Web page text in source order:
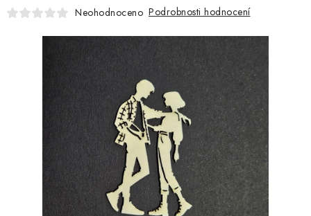
OBLÍBENÉ ♥️
FOTORECENZE
MOJE OBJEDNÁVKA
ZNAČKY
Kontakty Moje objednávka
Oblíbené ♥️
Neohodnoceno Podrobnosti hodnocení